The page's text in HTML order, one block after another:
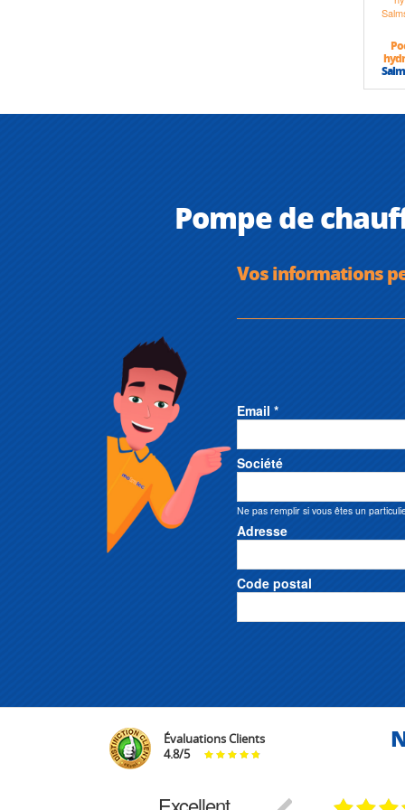
Pompe de
Vos informations
Email *
Société
Ne pas remplir si vous êtes un
Adresse
Code postal
Évaluations Clients
4.8/5